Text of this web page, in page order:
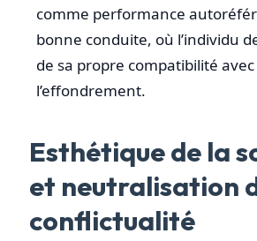
comme performance
bonne conduite, où l’individu
de sa propre compatibilité avec
l’effondrement.
Esthétique de la
et neutralisation
conflictualité